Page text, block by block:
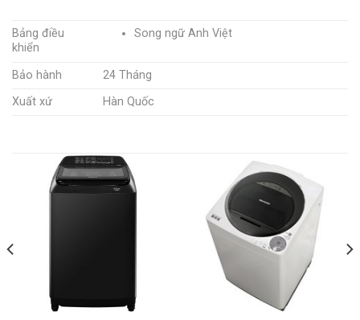
Bảng điều
khiển
Song ngữ Anh Việt
Bảo hành
24 Tháng
Xuất xứ
Hàn Quốc